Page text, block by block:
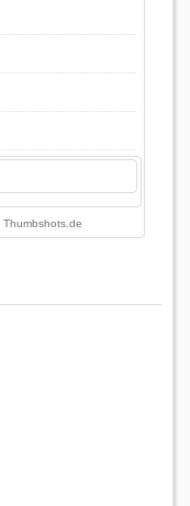
Thumbshots.de